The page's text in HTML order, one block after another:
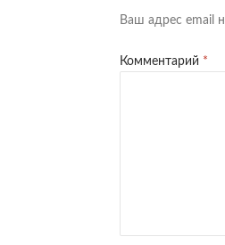
Ваш адрес email
Комментарий *